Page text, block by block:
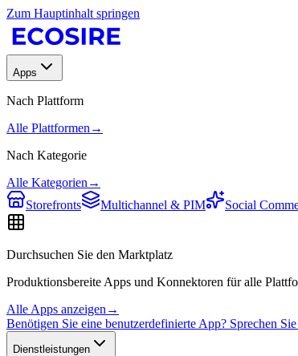
Zum Hauptinhalt springen
Apps
Nach Plattform
Alle Plattformen →
Nach Kategorie
Alle Kategorien →
Storefronts
Multichannel & PIM Social
Durchsuchen Sie den Marktplatz
Produktionsbereite Apps und Konnektoren für alle
Alle Apps anzeigen →
Benötigen Sie eine benutzerdefinierte App? Sprechen
Dienstleistungen